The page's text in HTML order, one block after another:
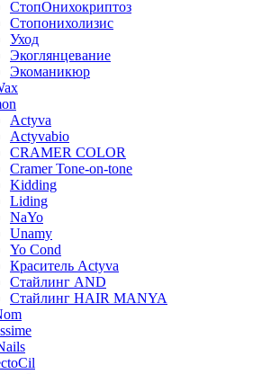
СтопОнихокриптоз
Стопонихолизис
Уход
Экоглянцевание
Экоманикюр
Actyva
Actyvabio
CRAMER COLOR
Cramer Tone-on-tone
Kidding
Liding
NaYo
Unamy
Yo Cond
Краситель Actyva
Стайлинг AND
Стайлинг HAIR MANYA